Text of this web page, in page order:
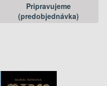
Pripravujeme
(predobjednávka)